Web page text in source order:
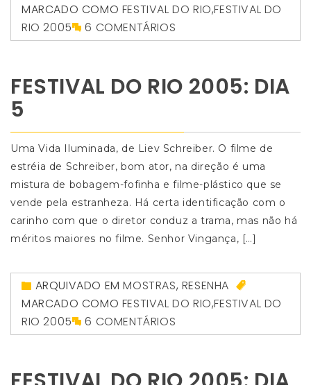
MARCADO COMO FESTIVAL DO RIO,FESTIVAL DO
RIO 2005
6 COMENTÁRIOS
FESTIVAL DO RIO 2005: DIA
5
Uma Vida Iluminada, de Liev Schreiber. O filme de
estréia de Schreiber, bom ator, na direção é uma
mistura de bobagem-fofinha e filme-plástico que se
vende pela estranheza. Há certa identificação com o
carinho com que o diretor conduz a trama, mas não há
méritos maiores no filme. Senhor Vingança, […]
ARQUIVADO EMMOSTRAS, RESENHA
MARCADO COMO FESTIVAL DO RIO,FESTIVAL DO
RIO 2005
6 COMENTÁRIOS